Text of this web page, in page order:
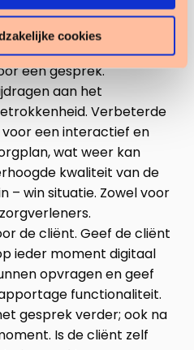
cookies
van de cliënt. Met
je op ieder moment, dus
vastleggen. Zo
een gesprek.
aan het
Verbeterde
een interactief en
wat weer kan
kwaliteit van de
– win situatie. Zowel voor
de cliënt. Geef de cliënt
ieder moment digitaal
opvragen en geef
functionaliteit.
gesprek verder; ook na
Is de cliënt zelf